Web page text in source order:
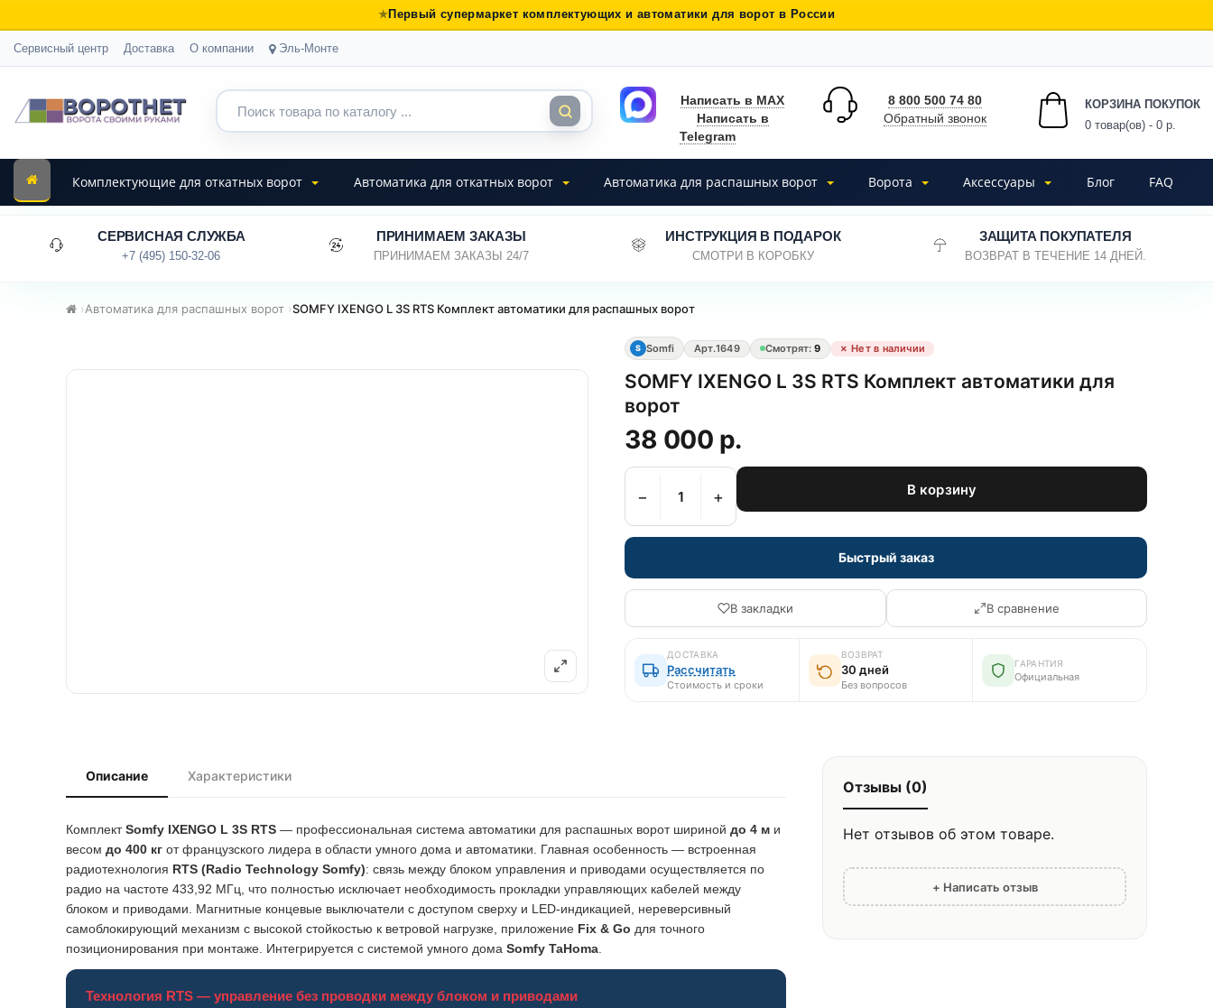
Первый супермаркет комплектующих и автоматики для ворот в России
Сервисный центр Доставка О компании Эль-Монте
Написать в MAX
Написать в
Telegram
8 800 500 74 80
Обратный звонок
КОРЗИНА ПОКУПОК
0 товар(ов) - 0 р.
Комплектующие для откатных ворот Автоматика для откатных ворот Автоматика для распашных ворот Ворота Аксессуары Блог FAQ
СЕРВИСНАЯ СЛУЖБА
+7 (495) 150-32-06
ПРИНИМАЕМ ЗАКАЗЫ
ПРИНИМАЕМ ЗАКАЗЫ 24/7
ИНСТРУКЦИЯ В ПОДАРОК
СМОТРИ В КОРОБКУ
ЗАЩИТА ПОКУПАТЕЛЯ
ВОЗВРАТ В ТЕЧЕНИЕ 14 ДНЕЙ.
›Автоматика для распашных ворот ›SOMFY IXENGO L 3S RTS Комплект автоматики для распашных ворот
S Somfi Арт.1649 Смотрят: 9 ✗ Нет в наличии
SOMFY IXENGO L 3S RTS Комплект автоматики для
ворот
38 000 р.
− + В корзину
Быстрый заказ
В закладки В сравнение
ДОСТАВКА
Рассчитать
Стоимость и сроки
ВОЗВРАТ
30 дней
Без вопросов
ГАРАНТИЯ
Официальная
Описание Характеристики
КомплектSomfy IXENGO L 3S RTS — профессиональная система автоматики для распашных ворот шириной до 4 м и
весом до 400 кг от французского лидера в области умного дома и автоматики. Главная особенность — встроенная
радиотехнология RTS (Radio Technology Somfy): связь между блоком управления и приводами осуществляется по
радио на частоте 433,92 МГц, что полностью исключает необходимость прокладки управляющих кабелей между
блоком и приводами. Магнитные концевые выключатели с доступом сверху и LED-индикацией, нереверсивный
самоблокирующий механизм с высокой стойкостью к ветровой нагрузке, приложение Fix & Go для точного
позиционирования при монтаже. Интегрируется с системой умного дома Somfy TaHoma
Технология RTS — управление без проводки между блоком и приводами
Отзывы (0)
Нет отзывов об этом товаре.
+ Написать отзыв